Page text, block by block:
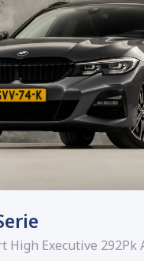
High Executive 292Pk